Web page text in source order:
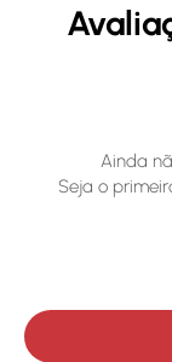
Ainda
Seja o